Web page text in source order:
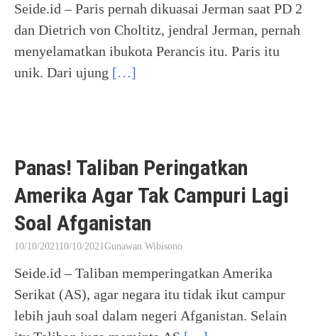
Seide.id – Paris pernah dikuasai Jerman saat PD 2
dan Dietrich von Choltitz, jendral Jerman, pernah
menyelamatkan ibukota Perancis itu. Paris itu
unik. Dari ujung […]
Panas! Taliban Peringatkan
Amerika Agar Tak Campuri Lagi
Soal Afganistan
10/10/202110/10/2021Gunawan Wibisono
Seide.id – Taliban memperingatkan Amerika
Serikat (AS), agar negara itu tidak ikut campur
lebih jauh soal dalam negeri Afganistan. Selain